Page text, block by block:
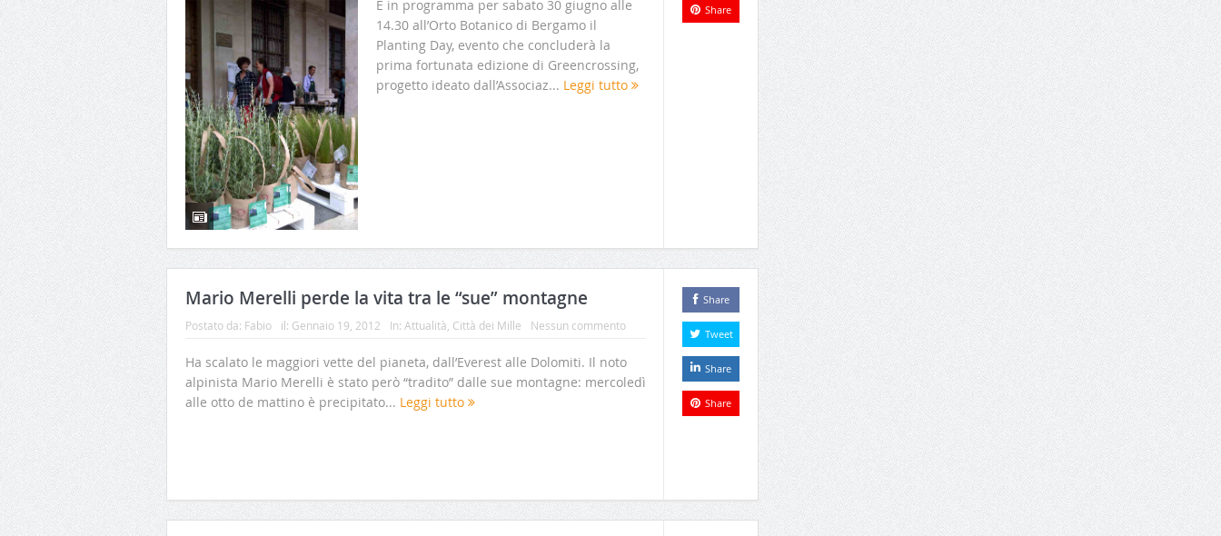
È in programma per sabato 30 giugno alle
14.30 all’Orto Botanico di Bergamo il
Planting Day, evento che concluderà la
prima fortunata edizione di Greencrossing,
progetto ideato dall’Associaz... Leggi tutto
Share
Mario Merelli perde la vita tra le “sue” montagne
Postato da: Fabio il: Gennaio 19, 2012 In: Attualità Città dei Mille Nessun commento
Ha scalato le maggiori vette del pianeta, dall’Everest alle Dolomiti. Il noto
alpinista Mario Merelli è stato però “tradito” dalle sue montagne: mercoledì
alle otto de mattino è precipitato... Leggi tutto
Share
Tweet
Share
Share